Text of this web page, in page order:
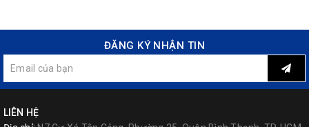
ĐĂNG KÝ NHẬN TIN
LIÊN HỆ